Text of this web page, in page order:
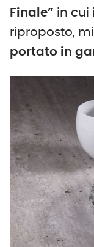
Finale” in cui
riproposto,
portato in